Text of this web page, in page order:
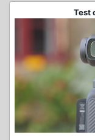
Test